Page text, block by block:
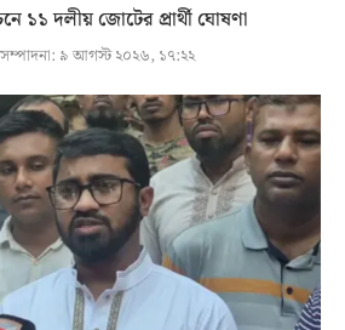
১১ দলীয় জোটের প্রার্থী ঘোষণা
৯ আগস্ট ২০২৬, ১৭:২২